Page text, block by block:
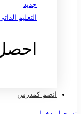
جديد
التعليم الذاتي
انضم كمدرس